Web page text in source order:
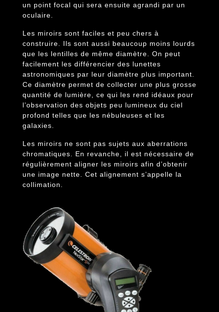
un point focal qui sera ensuite agrandi par un
oculaire.
Les miroirs sont faciles et peu chers à
construire. Ils sont aussi beaucoup moins lourds
que les lentilles de même diamètre. On peut
facilement les différencier des lunettes
astronomiques par leur diamètre plus important.
Ce diamètre permet de collecter une plus grosse
quantité de lumière, ce qui les rend idéaux pour
l’observation des objets peu lumineux du ciel
profond telles que les nébuleuses et les
galaxies.
Les miroirs ne sont pas sujets aux aberrations
chromatiques. En revanche, il est nécessaire de
régulièrement aligner les miroirs afin d’obtenir
une image nette. Cet alignement s’appelle la
collimation.